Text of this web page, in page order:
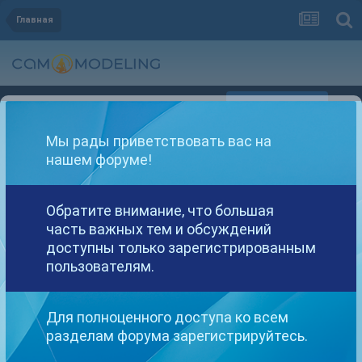
Главная
Уже зарегистрированы? Войти
Другие варианты поиска
Найдено: 1 результат
СОРТИРОВКА
Мы рады приветствовать вас на
нашем форуме!
Обратите внимание, что большая
часть важных тем и обсуждений
доступны только зарегистрированным
пользователям.
Для полноценного доступа ко всем
разделам форума зарегистрируйтесь.